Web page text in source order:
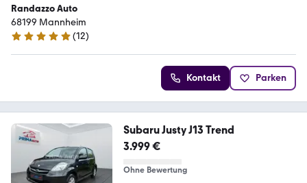
Randazzo Auto
68199 Mannheim
5 Sterne
(12)
Kontakt Parken
Subaru Justy J13 Trend
3.999 €
Ohne Bewertung